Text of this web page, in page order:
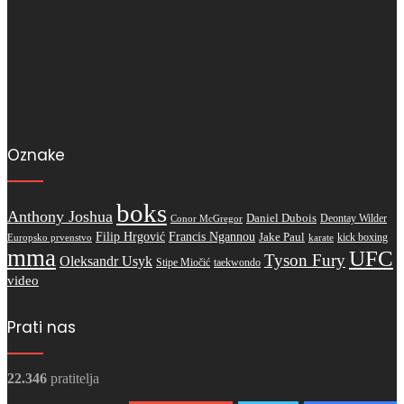
Oznake
Anthony Joshua boks Conor McGregor Daniel Dubois Deontay Wilder
Europsko prvenstvo Filip Hrgović Francis Ngannou Jake Paul karate kick boxing
mma Oleksandr Usyk Stipe Miočić taekwondo Tyson FuryUFC
video
Prati nas
22.346 pratitelja